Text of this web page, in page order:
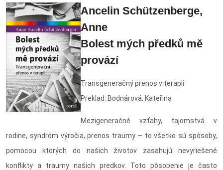
Ancelin Schützenberge,
Anne
Bolest mých předků mě
provází
Transgeneračný prenos v terapii
Preklad: Bodnárová, Kateřina
Mezigeneračné vzťahy, tajomstvá v
rodine, syndróm výročia, prenos traumy – to všetko sú spôsoby,
pomocou ktorých do našich životov zasahujú nevyriešené
konflikty a traumy našich predkov. Toto pôsobenie je často